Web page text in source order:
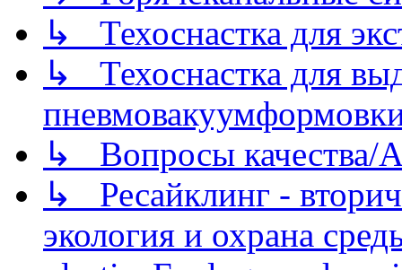
↳ Техоснастка для
↳ Техоснастка для
↳ Вопросы качества/
↳ Ресайклинг -
экология и охрана